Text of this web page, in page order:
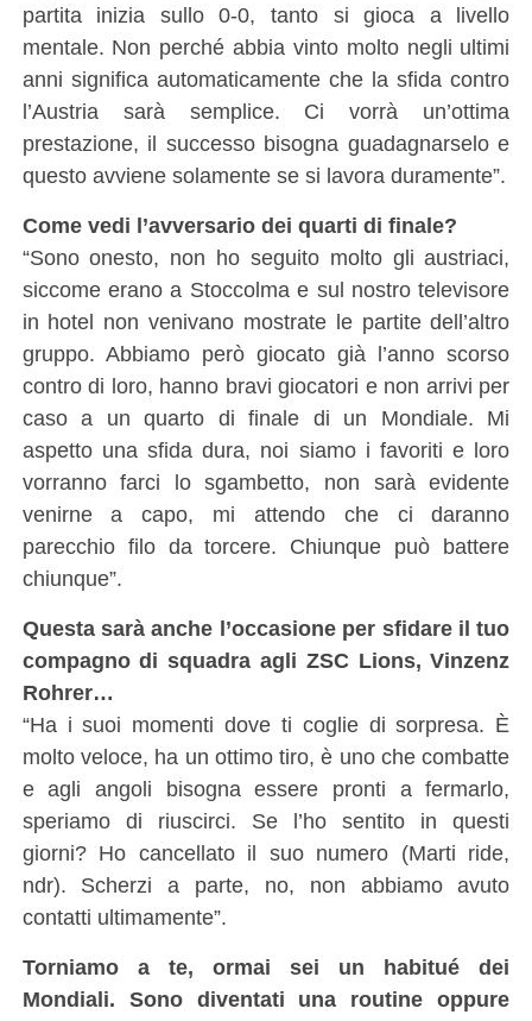
partita inizia sullo 0-0, tanto si gioca a livello
mentale. Non perché abbia vinto molto negli ultimi
anni significa automaticamente che la sfida contro
l’Austria sarà semplice. Ci vorrà un’ottima
prestazione, il successo bisogna guadagnarselo e
questo avviene solamente se si lavora duramente”.
Come vedi l’avversario dei quarti di finale?
“Sono onesto, non ho seguito molto gli austriaci,
siccome erano a Stoccolma e sul nostro televisore
in hotel non venivano mostrate le partite dell’altro
gruppo. Abbiamo però giocato già l’anno scorso
contro di loro, hanno bravi giocatori e non arrivi per
caso a un quarto di finale di un Mondiale. Mi
aspetto una sfida dura, noi siamo i favoriti e loro
vorranno farci lo sgambetto, non sarà evidente
venirne a capo, mi attendo che ci daranno
parecchio filo da torcere. Chiunque può battere
chiunque”.
Questa sarà anche l’occasione per sfidare il tuo
compagno di squadra agli ZSC Lions, Vinzenz
Rohrer…
“Ha i suoi momenti dove ti coglie di sorpresa. È
molto veloce, ha un ottimo tiro, è uno che combatte
e agli angoli bisogna essere pronti a fermarlo,
speriamo di riuscirci. Se l’ho sentito in questi
giorni? Ho cancellato il suo numero (Marti ride,
ndr). Scherzi a parte, no, non abbiamo avuto
contatti ultimamente”.
Torniamo a te, ormai sei un habitué dei
Mondiali. Sono diventati una routine oppure